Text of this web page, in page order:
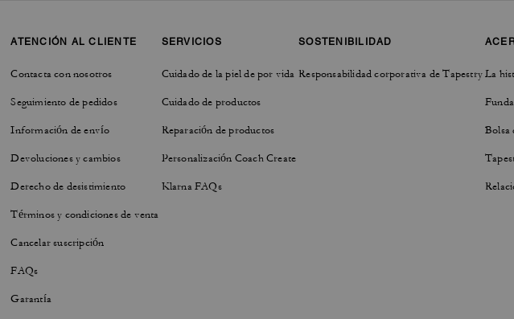
ATENCIÓN AL CLIENTE
Contacta con nosotros
Seguimiento de pedidos
Información de envío
Devoluciones y cambios
Derecho de desistimiento
Términos y condiciones de venta
Cancelar suscripción
FAQs
Garantía
SERVICIOS
Cuidado de la piel de por vida
Cuidado de productos
Reparación de productos
Personalización Coach Create
Klarna FAQs
SOSTENIBILIDAD
Responsabilidad corporativa de TapestryLa
Bolsa